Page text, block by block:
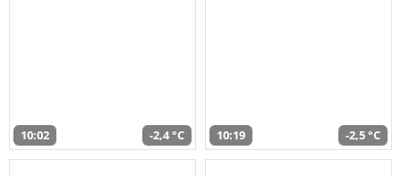
10:02 -2,4 °C 10:19 -2,5 °C